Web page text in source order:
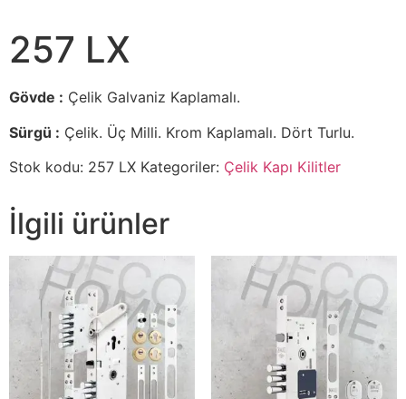
257 LX
Gövde : Çelik Galvaniz Kaplamalı.
Sürgü : Çelik. Üç Milli. Krom Kaplamalı. Dört Turlu.
Stok kodu: 257 LX Kategoriler: Çelik Kapı Kilitler
İlgili ürünler